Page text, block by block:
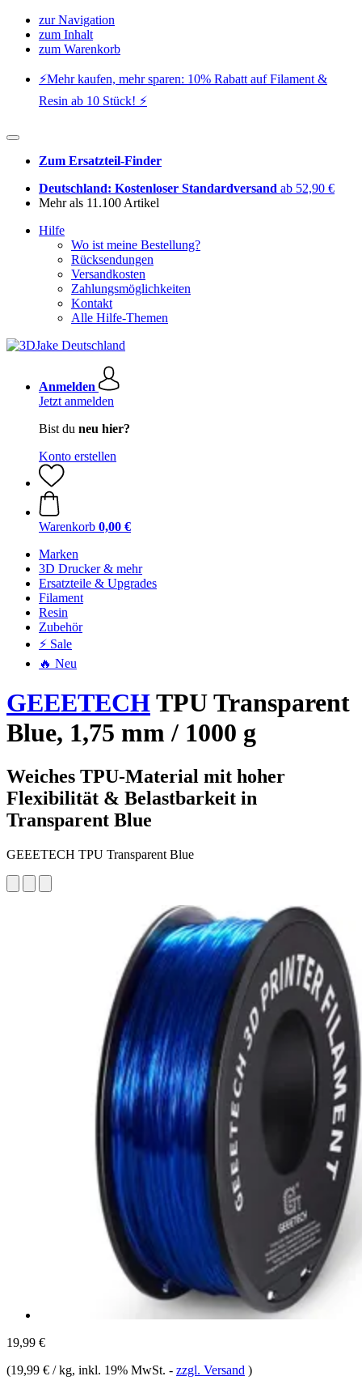
zur Navigation
zum Inhalt
zum Warenkorb
⚡️Mehr kaufen, mehr sparen: 10% Rabatt auf Filament &
Resin ab 10 Stück! ⚡️
Zum Ersatzteil-Finder
Deutschland: Kostenloser Standardversand ab 52,90 €
Mehr als 11.100 Artikel
Hilfe
Wo ist meine Bestellung?
Rücksendungen
Versandkosten
Zahlungsmöglichkeiten
Kontakt
Alle Hilfe-Themen
Anmelden
Jetzt anmelden
Bist du neu hier?
Konto erstellen
Warenkorb 0,00 €
Marken
3D Drucker & mehr
Ersatzteile & Upgrades
Filament
Resin
Zubehör
⚡ Sale
🔥 Neu
GEEETECHTPU Transparent
Blue, 1,75 mm / 1000 g
Weiches TPU-Material mit hoher
Flexibilität & Belastbarkeit in
Transparent Blue
GEEETECH TPU Transparent Blue
19,99 €
(19,99 € / kg, inkl. 19% MwSt. - zzgl. Versand )